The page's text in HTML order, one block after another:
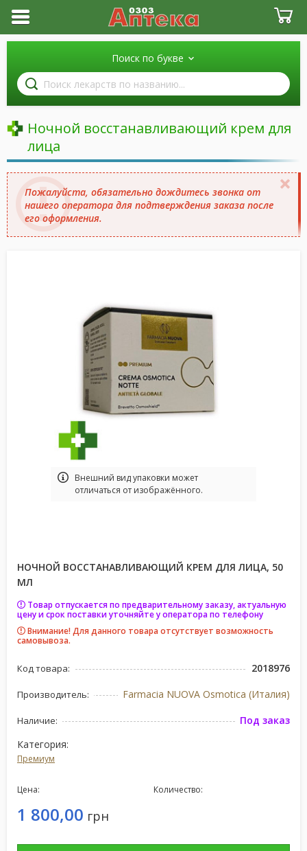
Поиск по букве
Поиск
лекарств
по
названию
Ночной восстанавливающий крем для
лица
Пожалуйста, обязательно дождитесь звонка от
нашего оператора для подтверждения заказа после
его оформления.
Bнешний вид упаковки может
отличаться от изображённого.
НОЧНОЙ ВОССТАНАВЛИВАЮЩИЙ КРЕМ ДЛЯ ЛИЦА, 50
МЛ
Товар отпускается по предварительному заказу, актуальную
цену и срок поставки уточняйте у оператора по телефону
Внимание! Для данного товара отсутствует возможность
самовывоза.
Код товара: 2018976
Производитель: Farmacia NUOVA Osmotica (Италия)
Наличие:
Под заказ
Категория:
Премиум
Цена:
1 800,00 грн
Количество: